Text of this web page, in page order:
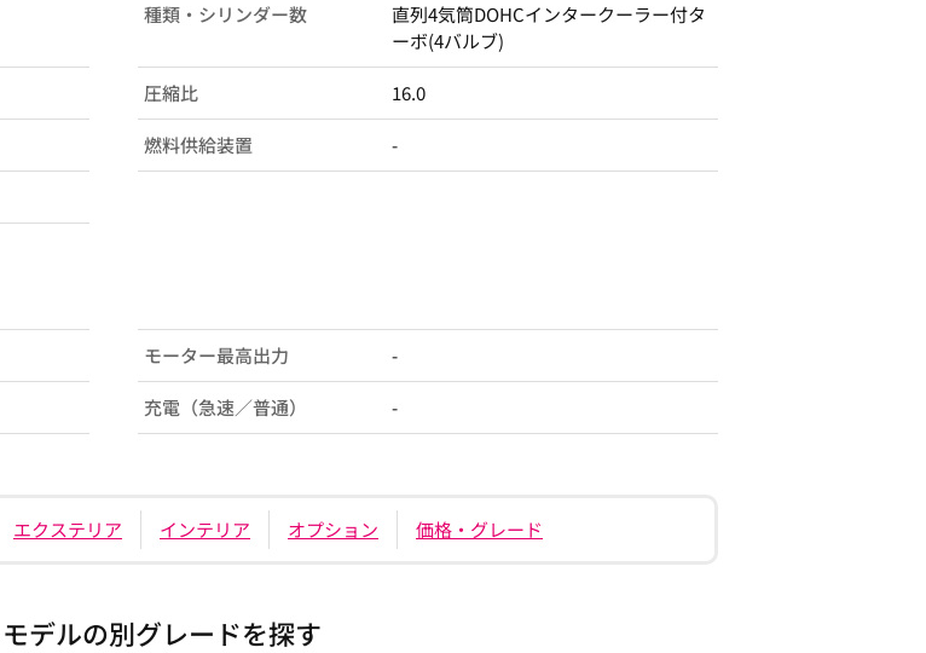
種類・シリンダー数
直列4気筒DOHCインタークーラー付タ
ーボ(4バルブ)
圧縮比 16.0
燃料供給装置 -
モーター最高出力 -
充電（急速／普通） -
エクステリア インテリア オプション 価格・グレード
デルの別グレードを探す